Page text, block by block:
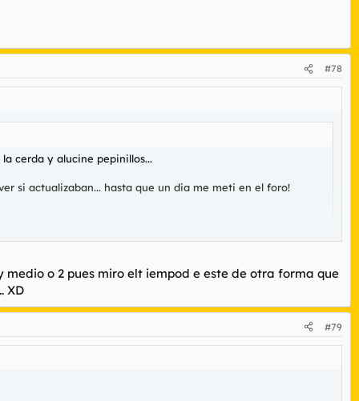
#78
cerda y alucine pepinillos...
si actualizaban... hasta que un dia me meti en el foro!
1 año escaso...
medio o 2 pues miro elt iempod e este de otra forma que
XD
#79